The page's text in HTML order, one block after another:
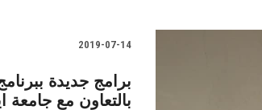
2019-07-14
بالتعاون مع